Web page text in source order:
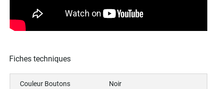
Fiches techniques
Couleur Boutons Noir